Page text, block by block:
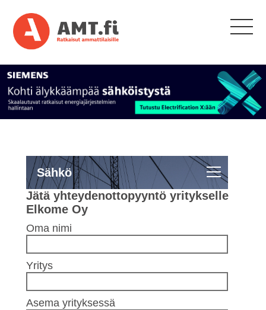
Sähkö
Jätä yhteydenottopyyntö yritykselle
Elkome Oy
Oma nimi
Yritys
Asema yrityksessä